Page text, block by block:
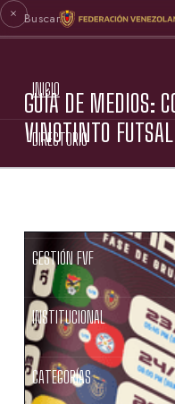
INICIO
DIRECTORIO
GESTIÓN FVF
INSTITUCIONAL
CATEGORÍAS
GUÍA DE MEDIOS:
VINOTINTO